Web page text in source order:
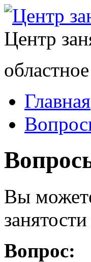
Центр
Главная
Вы
Вопрос: